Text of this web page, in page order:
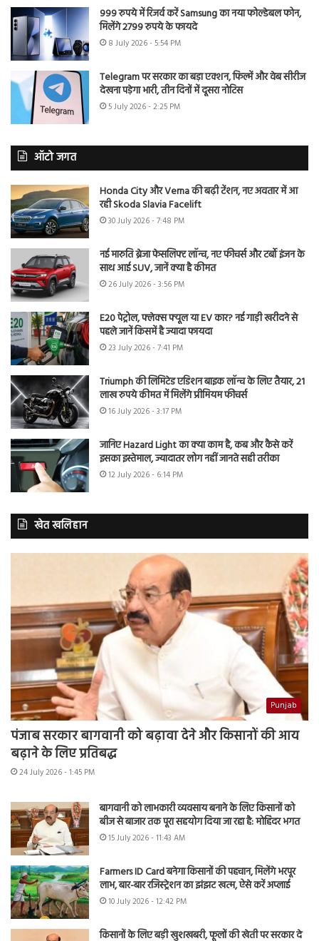
999 रुपये में रिजर्व करें Samsung का नया फोल्डेबल फोन,
मिलेंगे 2799 रुपये के फायदे
8 July 2026 - 5:54 PM
Telegram पर सरकार का बड़ा एक्शन, फिल्में और वेब सीरीज
देखना पड़ेगा भारी, तीन दिनों में दूसरा नोटिस
5 July 2026 - 2:25 PM
ऑटो जगत
Honda City और Verna की बढ़ी टेंशन, नए अवतार में आ
रही Skoda Slavia Facelift
30 July 2026 - 7:48 PM
नई मारुति ब्रेजा फेसलिफ्ट लॉन्च, नए फीचर्स और टर्बो इंजन के
साथ आई SUV, जानें क्या है कीमत
26 July 2026 - 3:56 PM
E20 पेट्रोल, फ्लेक्स फ्यूल या EV कार? नई गाड़ी खरीदने से
पहले जानें किसमें है ज्यादा फायदा
23 July 2026 - 7:41 PM
Triumph की लिमिटेड एडिशन बाइक लॉन्च के लिए तैयार, 21
लाख रुपये कीमत में मिलेंगे प्रीमियम फीचर्स
16 July 2026 - 3:17 PM
जानिए Hazard Light का क्या काम है, कब और कैसे करें
इसका इस्तेमाल, ज्यादातर लोग नहीं जानते सही तरीका
12 July 2026 - 6:14 PM
खेत खलिहान
Punjab
पंजाब सरकार बागवानी को बढ़ावा देने और किसानों की आय
बढ़ाने के लिए प्रतिबद्ध
24 July 2026 - 1:45 PM
बागवानी को लाभकारी व्यवसाय बनाने के लिए किसानों को
बीज से बाजार तक पूरा सहयोग दिया जा रहा है: मोहिंदर भगत
15 July 2026 - 11:43 AM
Farmers ID Card बनेगा किसानों की पहचान, मिलेंगे भरपूर
लाभ, बार-बार रजिस्ट्रेशन का झंझट खत्म, ऐसे करें अप्लाई
10 July 2026 - 12:42 PM
किसानों के लिए बड़ी खुशखबरी, फूलों की खेती पर सरकार दे